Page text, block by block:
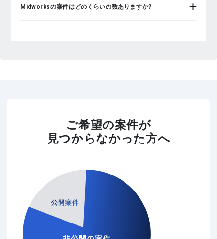
Midworksの案件はどのくらいの数ありますか?
ご希望の案件が
見つからなかった方へ